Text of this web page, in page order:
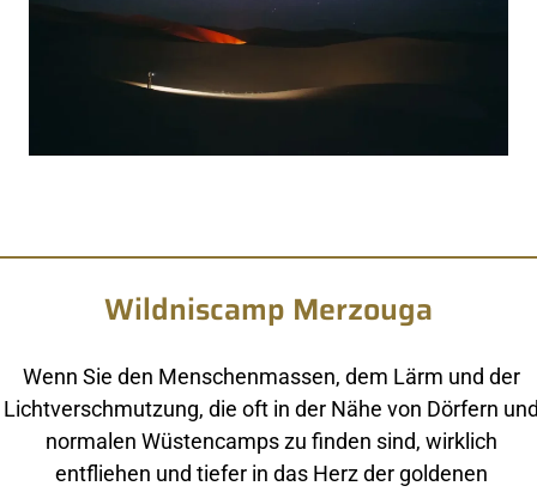
Wildniscamp Merzouga
Wenn Sie den Menschenmassen, dem Lärm und der
Lichtverschmutzung, die oft in der Nähe von Dörfern
normalen Wüstencamps zu finden sind, wirklich
entfliehen und tiefer in das Herz der goldenen